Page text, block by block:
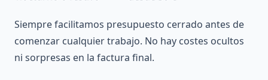
Siempre facilitamos presupuesto cerrado antes de
comenzar cualquier trabajo. No hay costes ocultos
ni sorpresas en la factura final.